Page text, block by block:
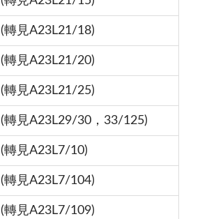
(轉見A23L21/18)
(轉見A23L21/20)
(轉見A23L21/25)
(轉見A23L29/30，33/125)
(轉見A23L7/10)
(轉見A23L7/104)
(轉見A23L7/109)